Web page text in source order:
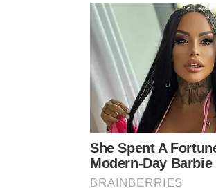
necessário para evitar
Assista às recomendações
Pernambuco do YouTube